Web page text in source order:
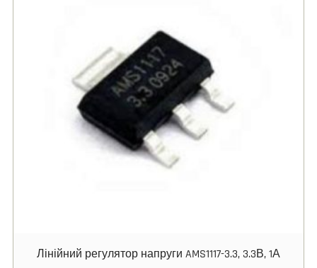
Лінійний регулятор напруги AMS1117-3.3, 3.3В, 1А